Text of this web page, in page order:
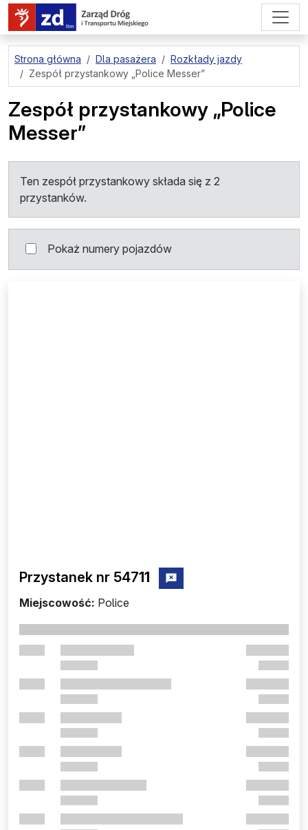
przejdź do treści strony
Strona główna Dla pasażera
Rozkłady jazdy
Zespół przystankowy „Police Messer”
Zespół przystankowy „Police
Messer”
Ten zespół przystankowy składa się z 2
przystanków.
Pokaż numery pojazdów
Przystanek nr 54711 zgłoś przystanek nr 54711
Miejscowość: Police